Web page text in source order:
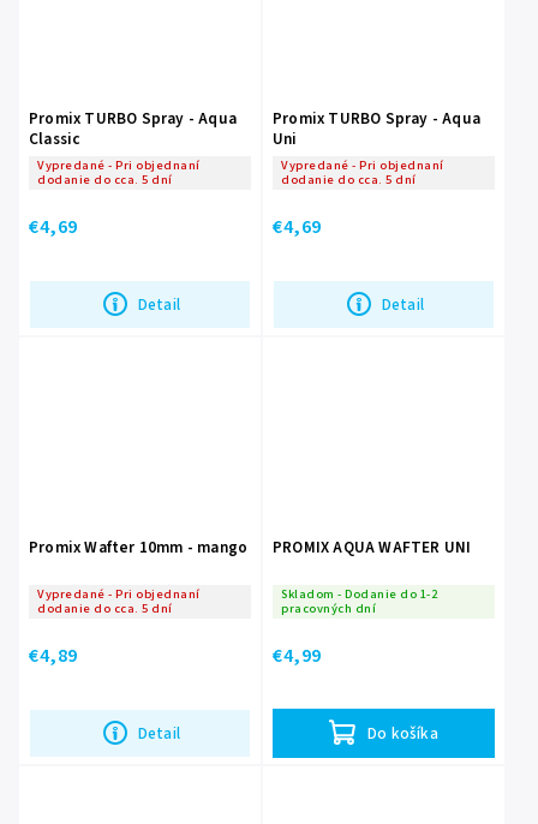
Promix TURBO Spray - Aqua
Classic
Vypredané - Pri objednaní
dodanie do cca. 5 dní
€4,69
Detail
Promix TURBO Spray - Aqua
Uni
Vypredané - Pri objednaní
dodanie do cca. 5 dní
€4,69
Detail
Promix Wafter 10mm - mango
Vypredané - Pri objednaní
dodanie do cca. 5 dní
€4,89
Detail
PROMIX AQUA WAFTER UNI
Skladom - Dodanie do 1-2
pracovných dní
€4,99
Do košíka